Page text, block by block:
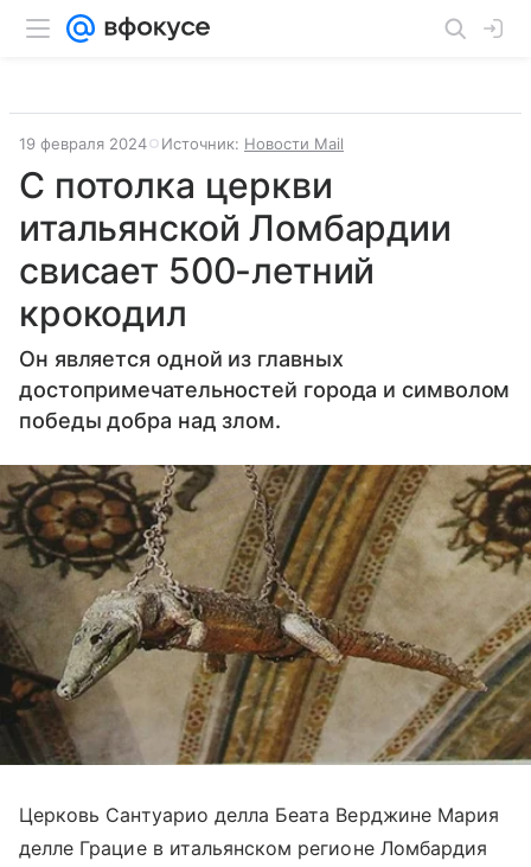
19 февраля 2024 Источник: Новости Mail
С потолка церкви
итальянской Ломбардии
свисает 500-летний
крокодил
Он является одной из главных
достопримечательностей города и символом
победы добра над злом.
Церковь Сантуарио делла Беата Верджине Мария
делле Грацие в итальянском регионе Ломбардия